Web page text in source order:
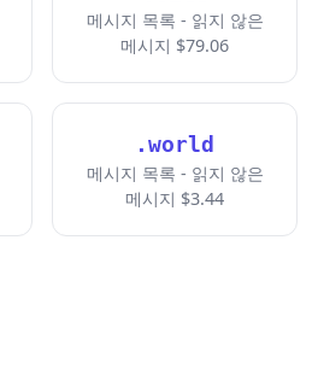
메시지 목록 - 읽지 않은
메시지 $79.06
.world
메시지 목록 - 읽지 않은
메시지 $3.44